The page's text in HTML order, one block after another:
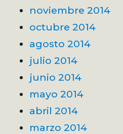
noviembre 2014
octubre 2014
agosto 2014
julio 2014
junio 2014
mayo 2014
abril 2014
marzo 2014